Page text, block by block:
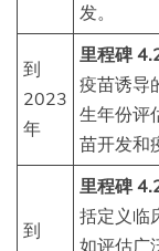
发。
到
2023
年
里程碑
疫苗诱导
生年份评
苗开发和
到
里程碑
括定义临
如评估广